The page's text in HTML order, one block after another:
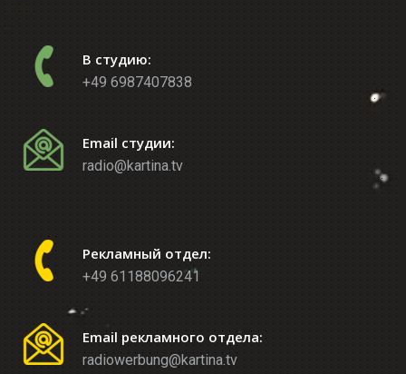
В студию:
+49 6987407838
Email студии:
radio@kartina.tv
Рекламный отдел:
+49 61188096241
Email рекламного отдела:
radiowerbung@kartina.tv